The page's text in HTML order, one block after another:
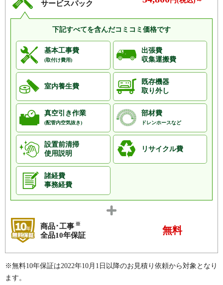
サービスパック
下記すべてを含んだコミコミ価格です
基本工事費
(取付け費用)
出張費
収集運搬費
室内養生費
既存機器
取り外し
真空引き作業
(配管内空気抜き)
部材費
ドレンホースなど
設置前清掃
使用説明
リサイクル費
諸経費
事務経費
商品･工事 ※
全品10年保証 無料
※無料10年保証は2022年10月1日以降のお見積り依頼から対象となり
ます。